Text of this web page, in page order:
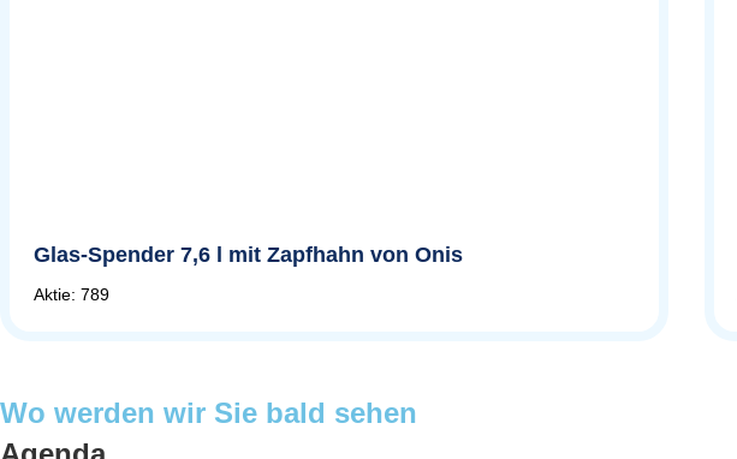
Glas-Spender 7,6 l mit Zapfhahn von Onis
Aktie: 789
Wo werden wir Sie bald sehen